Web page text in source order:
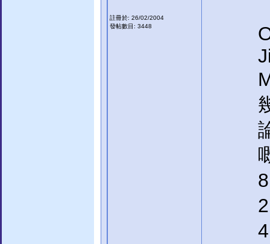
註冊於: 26/02/2004
發帖數目: 3448